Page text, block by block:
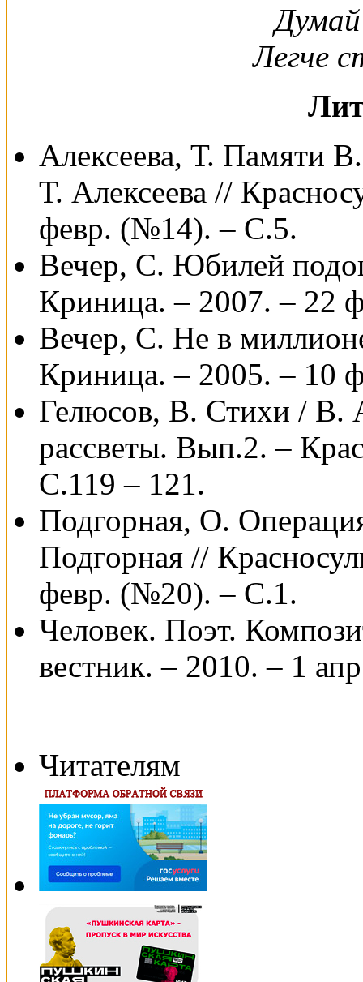
Легче
Алексеева, Т. Памяти
Т. Алексеева //
февр. (№14). – С.5.
Вечер, С. Юбилей
Криница. – 2007. – 22
Вечер, С. Не в
Криница. – 2005. – 10
Гелюсов, В. Стихи / В.
рассветы. Вып.2. –
С.119 – 121.
Подгорная, О.
Подгорная //
февр. (№20). – С.1.
Человек. Поэт.
вестник. – 2010. – 1
Читателям